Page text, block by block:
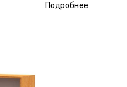
Подробнее